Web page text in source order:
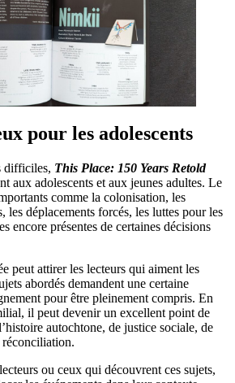
pour les adolescents
difficiles, This Place: 150 Years Retold
aux adolescents et aux jeunes adultes. Le
comme la colonisation, les
les déplacements forcés, les luttes pour les
encore présentes de certaines décisions
peut attirer les lecteurs qui aiment les
abordés demandent une certaine
pour être pleinement compris. En
il peut devenir un excellent point de
autochtone, de justice sociale, de
ou ceux qui découvrent ces sujets,